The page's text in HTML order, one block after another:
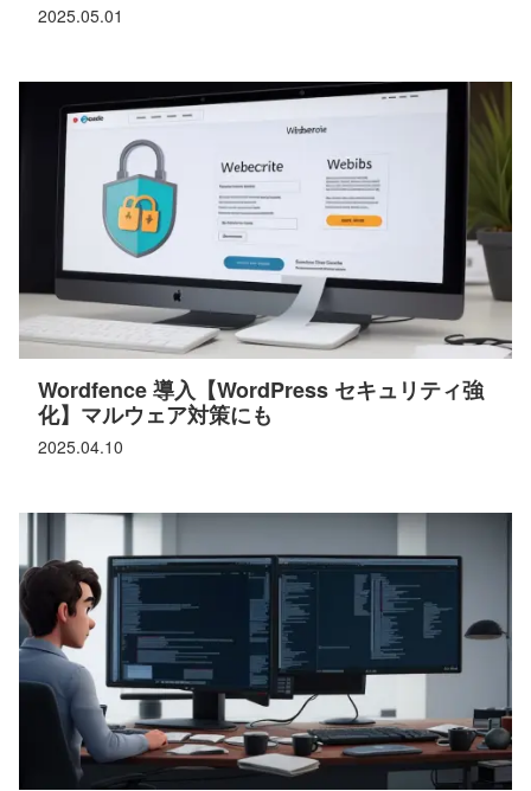
2025.05.01
2025.04.10
Wordfence 導入【WordPress セキュリティ強
化】マルウェア対策にも